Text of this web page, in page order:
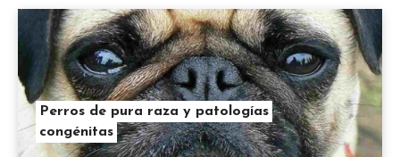
Perros de pura raza y patologías
congénitas